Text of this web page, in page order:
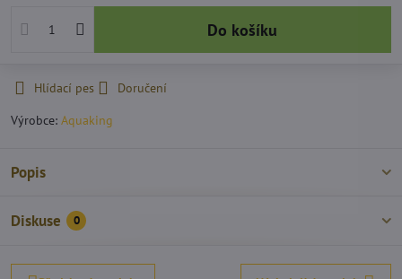
Do košíku
Hlídací pes
Doručení
Výrobce: Aquaking
Popis
Diskuse 0